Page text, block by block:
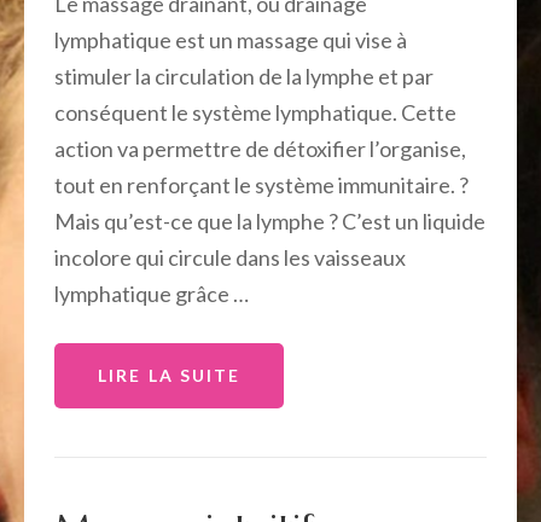
lymphatique est un massage qui vise à
stimuler la circulation de la lymphe et par
conséquent le système lymphatique. Cette
action va permettre de détoxifier l’organise,
tout en renforçant le système immunitaire. ?
Mais qu’est-ce que la lymphe ? C’est un liquide
incolore qui circule dans les vaisseaux
lymphatique grâce …
LIRE LA SUITE